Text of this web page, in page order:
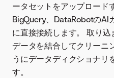
ータセットをアップロード
BigQuery、DataRobotのAI
に直接接続します。 取り
データを結合してクリーニ
うにデータディクショナリ
す。